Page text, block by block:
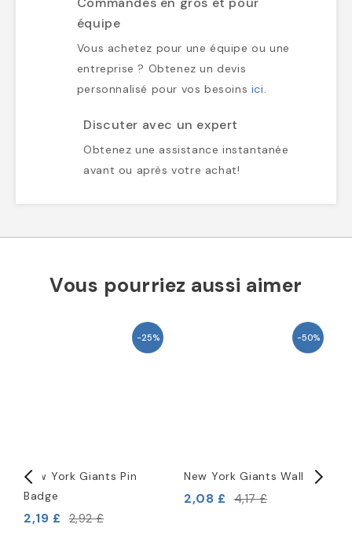
équipe
Vous achetez pour une équipe ou une
entreprise ? Obtenez un devis
personnalisé pour vos besoins ici.
Discuter avec un expert
Obtenez une assistance instantanée
avant ou après votre achat!
Vous pourriez aussi aimer
-25%
New York Giants Pin
Badge
2,19 £ 2,92 £
-50%
New York Giants Wallet
2,08 £ 4,17 £